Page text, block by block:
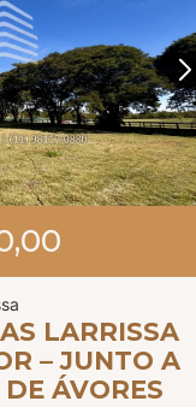
LARRISSA
– JUNTO A
ÁVORES